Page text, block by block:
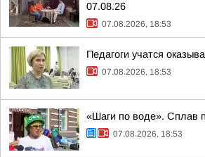
07.08.26
07.08.2026, 18:53
Педагоги учатся
07.08.2026, 18:53
«Шаги по воде». Сплав
07.08.2026, 18:53